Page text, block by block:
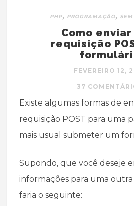
PHP, PROGRAMAÇÃO,
Como enviar
requisição
FEVEREIRO 12,
37
Existe algumas formas de
requisição POST para uma
mais usual submeter um
Supondo, que você deseje
informações para uma outra
faria o seguinte: